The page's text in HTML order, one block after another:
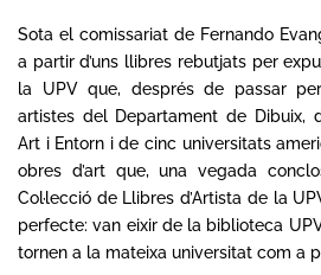
Sota el comissariat de Fernando
a partir d’uns llibres rebutjats per
la UPV que, després de passar
artistes del Departament de Dibuix,
Art i Entorn i de cinc universitats
obres d’art que, una vegada
Col·lecció de Llibres d’Artista de la
perfecte: van eixir de la biblioteca
tornen a la mateixa universitat com a